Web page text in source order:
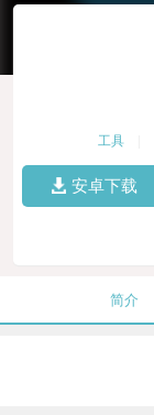
工具
安卓下载
简介